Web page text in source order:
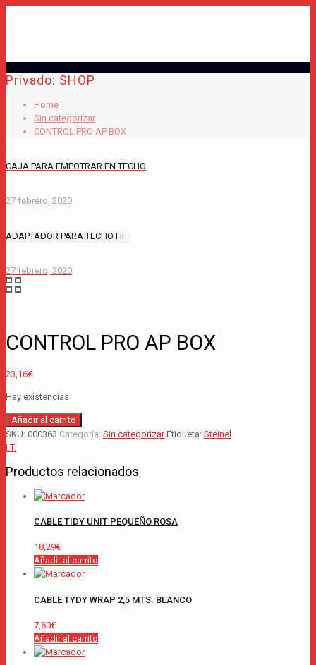
Privado: SHOP
Home
Sin categorizar
CONTROL PRO AP BOX
CAJA PARA EMPOTRAR EN TECHO
27 febrero, 2020
ADAPTADOR PARA TECHO HF
27 febrero, 2020
CONTROL PRO AP BOX
23,16€
Hay existencias
CONTROL
PRO
AP
cantidad
Añadir al carrito
SKU: 000363 Categoría: Sin categorizar Etiqueta: Steinel
I.T.
Productos relacionados
CABLE TIDY UNIT PEQUEÑO ROSA
18,29€
Añadir al carrito
CABLE TYDY WRAP 2,5 MTS. BLANCO
7,60€
Añadir al carrito